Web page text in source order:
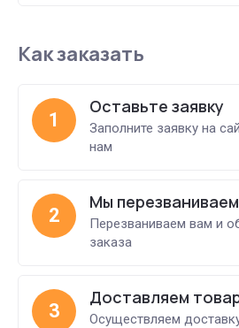
Как заказать
1
Оставьте заявку
Заполните заявку на
нам
2
Мы перезваниваем
Перезваниваем вам и
заказа
3
Доставляем
Осуществляем